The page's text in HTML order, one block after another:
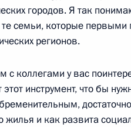
центре
Москва
городов. Я так
семьи, которые первыми
регионов.
с коллегами у вас
инструмент, что бы
жилья и как развита